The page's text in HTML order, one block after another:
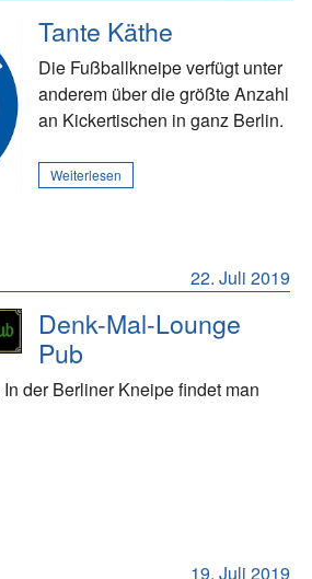
Tante Käthe
Die Fußballkneipe verfügt unter
anderem über die größte Anzahl
an Kickertischen in ganz Berlin.
Weiterlesen
22. Juli 2019
Denk-Mal-Lounge
Pub
der Berliner Kneipe findet man
19. Juli 2019